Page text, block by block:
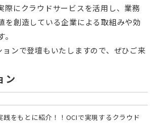
際にクラウドサービスを活用し、業務
を創造している企業による取組みや効
ンで登壇もいたしますので、ぜひご来
ン
践をもとに紹介！！OCIで実現するクラウド